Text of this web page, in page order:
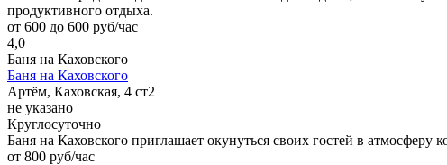
продуктивного отдыха.
от 600 до 600 руб/час
4,0
Баня на Каховского
Баня на Каховского
Артём, Каховская, 4 ст2
не указано
Круглосуточно
Баня на Каховского приглашает окунуться своих гостей в
от 800 руб/час